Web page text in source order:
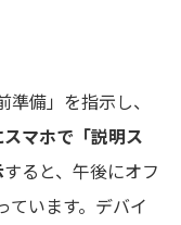
備」を指示し、
マホで「説明ス
すると、午後にオフ
ています。デバイ